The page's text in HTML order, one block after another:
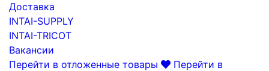
Доставка
INTAI-SUPPLY
INTAI-TRICOT
Вакансии
Перейти в отложенные товары
Перейти в